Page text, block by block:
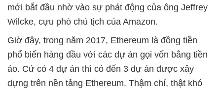
mới bắt đầu nhờ vào sự phát động của ông Jeffrey
Wilcke, cựu phó chủ tịch của Amazon.
Giờ đây, trong năm 2017, Ethereum là đồng tiền
phổ biến hàng đầu với các dự án gọi vốn bằng tiền
ảo. Cứ có 4 dự án thì có đến 3 dự án được xây
dựng trên nền tảng Ethereum. Thậm chí, thật khó